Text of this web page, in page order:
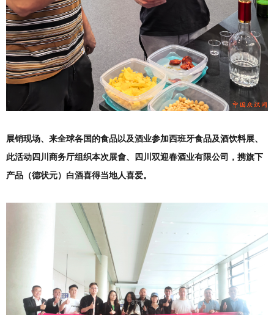
展销现场、来全球各国的食品以及酒业参加西班牙食品及酒饮料展、
此活动四川商务厅组织本次展會、四川双迎春酒业有限公司，携旗下
产品（德状元）白酒喜得当地人喜爱。